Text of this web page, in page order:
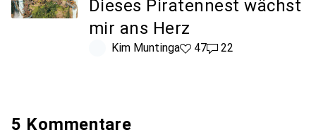
Dieses Piratennest wächst
mir ans Herz
Kim Muntinga47 Likes
4722 Kommentare
22
5 Kommentare